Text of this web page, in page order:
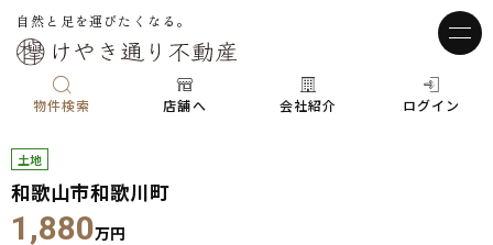
自然と足を運びたくなる。
物件検索 店舗へ 会社紹介 ログイン
土地
和歌山市和歌川町
1,880万円